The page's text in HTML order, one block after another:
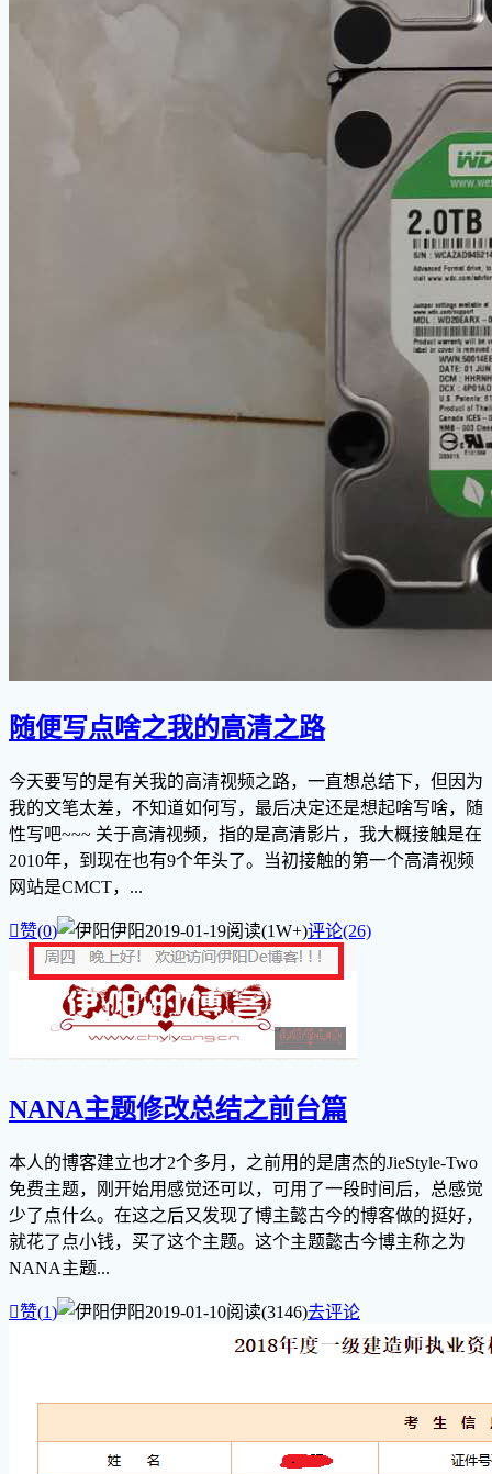
随便写点啥之我的高清之路
今天要写的是有关我的高清视频之路，一直想总结下，但因为
我的文笔太差，不知道如何写，最后决定还是想起啥写啥，随
性写吧~~~ 关于高清视频，指的是高清影片，我大概接触是在
2010年，到现在也有9个年头了。当初接触的第一个高清视频
网站是CMCT，...
赞(0) 伊阳2019-01-19阅读(1W+)评论(26)
NANA主题修改总结之前台篇
本人的博客建立也才2个多月，之前用的是唐杰的JieStyle-Two
免费主题，刚开始用感觉还可以，可用了一段时间后，总感觉
少了点什么。在这之后又发现了博主懿古今的博客做的挺好，
就花了点小钱，买了这个主题。这个主题懿古今博主称之为
NANA主题...
赞(1) 伊阳2019-01-10阅读(3146)去评论